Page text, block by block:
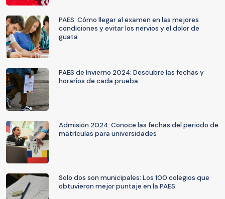
PAES: Cómo llegar al examen en las mejores
condiciones y evitar los nervios y el dolor de
guata
PAES de Invierno 2024: Descubre las fechas y
horarios de cada prueba
Admisión 2024: Conoce las fechas del periodo de
matrículas para universidades
Solo dos son municipales: Los 100 colegios que
obtuvieron mejor puntaje en la PAES